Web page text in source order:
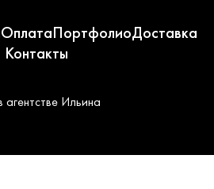
ОплатаПортфолиоДоставка
Контакты
Ильина